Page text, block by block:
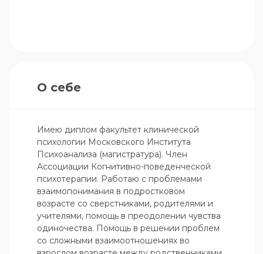
О себе
Имею диплом факультет клинической
психологии Московского Института
Психоанализа (магистратура). Член
Ассоциации Когнитивно-поведенческой
психотерапии. Работаю с проблемами
взаимопонимания в подростковом
возрасте со сверстниками, родителями и
учителями, помощь в преодолении чувства
одиночества. Помощь в решении проблем
со сложными взаимоотношениях во